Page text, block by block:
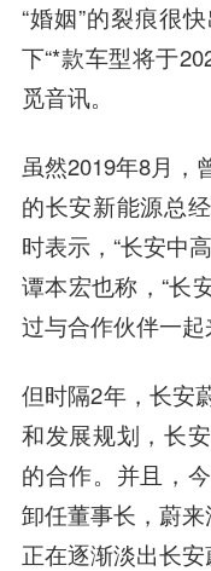
“婚姻”的裂痕很
下“*款车型将于
觅音讯。
虽然2019年8月，
的长安新能源总
时表示，“长安中
谭本宏也称，“长
过与合作伙伴一起
但时隔2年，长安
和发展规划，长
的合作。并且，
卸任董事长，蔚
正在逐渐淡出长安